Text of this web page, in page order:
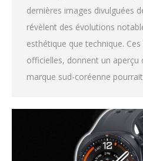
dernières images divulguées
révèlent des évolutions
esthétique que technique.
officielles, donnent un aperçu
marque sud-coréenne